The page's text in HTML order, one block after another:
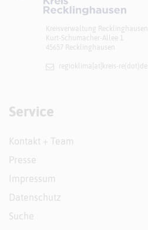
Kreisverwaltung Recklinghausen
Kurt-Schumacher-Allee 1
45657 Recklinghausen
regioklima[at]​kreis-re(dot)de
Service
Kontakt + Team
Presse
Impressum
Datenschutz
Suche